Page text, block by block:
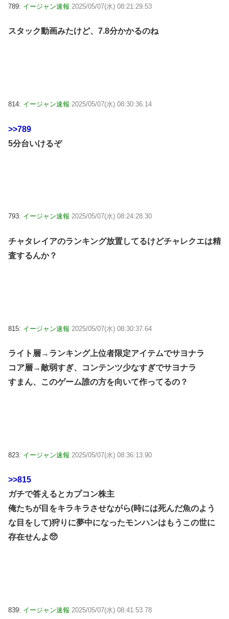
789: イージャン速報 2025/05/07(水) 08:21:29.53
スタック動画みたけど、7.8分かかるのね
814: イージャン速報 2025/05/07(水) 08:30:36.14
>>789
5分台いけるぞ
793: イージャン速報 2025/05/07(水) 08:24:28.30
チャタレイアのランキング放置してるけどチャレクエは精
査するんか？
815: イージャン速報 2025/05/07(水) 08:30:37.64
ライト層→ランキング上位者限定アイテムでサヨナラ
コア層→敵弱すぎ、コンテンツ少なすぎでサヨナラ
すまん、このゲーム誰の方を向いて作ってるの？
823: イージャン速報 2025/05/07(水) 08:36:13.90
>>815
ガチで答えるとカプコン株主
俺たちが目をキラキラさせながら(時には死んだ魚のよう
な目をして)狩りに夢中になったモンハンはもうこの世に
存在せんよ🥺
839: イージャン速報 2025/05/07(水) 08:41:53.78